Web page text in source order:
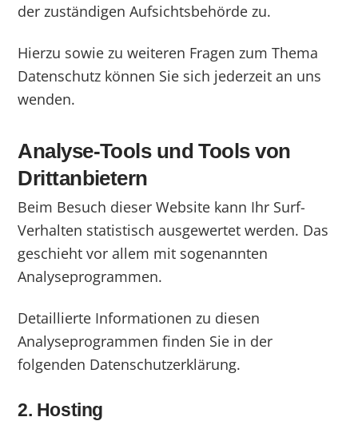
der zuständigen Aufsichtsbehörde zu.
Hierzu sowie zu weiteren Fragen zum Thema
Datenschutz können Sie sich jederzeit an uns
wenden.
Analyse-Tools und Tools von
Dritt­anbietern
Beim Besuch dieser Website kann Ihr Surf-
Verhalten statistisch ausgewertet werden. Das
geschieht vor allem mit sogenannten
Analyseprogrammen.
Detaillierte Informationen zu diesen
Analyseprogrammen finden Sie in der
folgenden Datenschutzerklärung.
2. Hosting